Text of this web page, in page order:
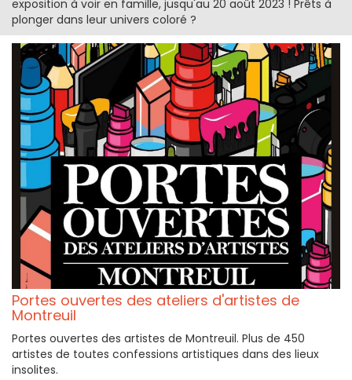
exposition à voir en famille, jusqu'au 20 août 2023 ! Prêts à
plonger dans leur univers coloré ?
Portes ouvertes des ateliers d'artistes de
Montreuil
Portes ouvertes des artistes de Montreuil. Plus de 450
artistes de toutes confessions artistiques dans des lieux
insolites.